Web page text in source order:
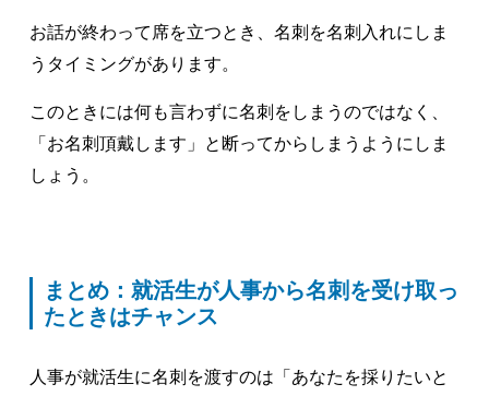
お話が終わって席を立つとき、名刺を名刺入れにしま
うタイミングがあります。
このときには何も言わずに名刺をしまうのではなく、
「お名刺頂戴します」と断ってからしまうようにしま
しょう。
まとめ：就活生が人事から名刺を受け取っ
たときはチャンス
人事が就活生に名刺を渡すのは「あなたを採りたいと